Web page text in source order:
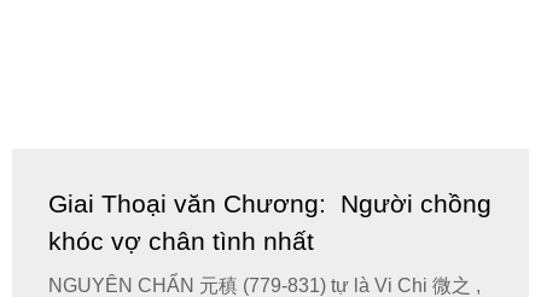
Giai Thoại văn Chương: Người chồng
khóc vợ chân tình nhất
NGUYÊN CHẨN 元稹 (779-831) tự là Vi Chi 微之 ,